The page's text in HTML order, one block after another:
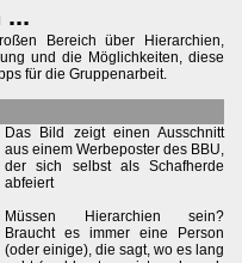
...
Bereich über Hierarchien,
und die Möglichkeiten, diese
für die Gruppenarbeit.
Das Bild zeigt einen Ausschnitt
aus einem Werbeposter des BBU,
der sich selbst als Schafherde
abfeiert
Müssen Hierarchien sein?
Braucht es immer eine Person
(oder einige), die sagt, wo es lang